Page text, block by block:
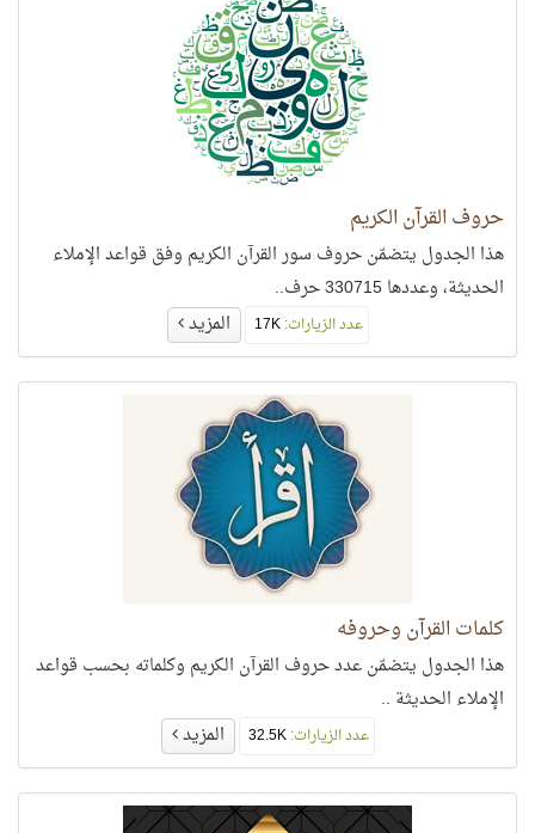
حروف القرآن الكريم
هذا الجدول يتضمّن حروف سور القرآن الكريم وفق قواعد الإملاء
الحديثة، وعددها 330715 حرف..
عدد الزيارات:17K المزيد
كلمات القرآن وحروفه
هذا الجدول يتضمّن عدد حروف القرآن الكريم وكلماته بحسب قواعد
الإملاء الحديثة ..
عدد الزيارات:32.5K المزيد